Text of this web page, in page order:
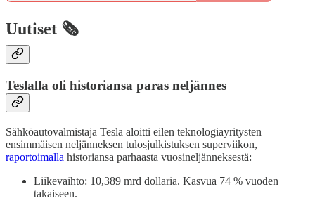
Uutiset 🗞️
Teslalla oli historiansa paras neljännes
Sähköautovalmistaja Tesla aloitti eilen teknologiayritysten
ensimmäisen neljänneksen tulosjulkistuksen superviikon,
raportoimalla historiansa parhaasta vuosineljänneksestä:
Liikevaihto: 10,389 mrd dollaria. Kasvua 74 % vuoden
takaiseen.